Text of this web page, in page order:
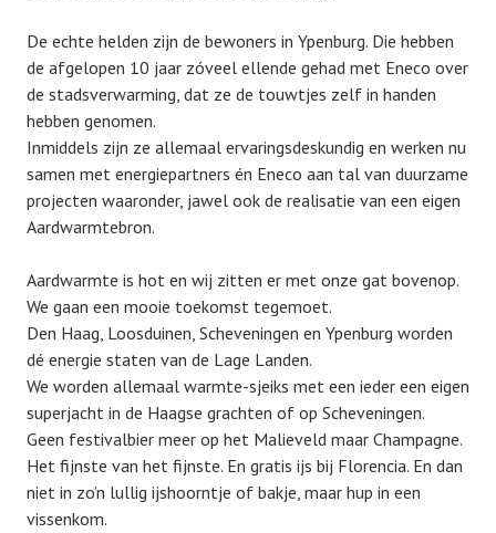
De echte helden zijn de bewoners in Ypenburg. Die hebben
de afgelopen 10 jaar zóveel ellende gehad met Eneco over
de stadsverwarming, dat ze de touwtjes zelf in handen
hebben genomen.
Inmiddels zijn ze allemaal ervaringsdeskundig en werken nu
samen met energiepartners én Eneco aan tal van duurzame
projecten waaronder, jawel ook de realisatie van een eigen
Aardwarmtebron.
Aardwarmte is hot en wij zitten er met onze gat bovenop.
We gaan een mooie toekomst tegemoet.
Den Haag, Loosduinen, Scheveningen en Ypenburg worden
dé energie staten van de Lage Landen.
We worden allemaal warmte-sjeiks met een ieder een eigen
superjacht in de Haagse grachten of op Scheveningen.
Geen festivalbier meer op het Malieveld maar Champagne.
Het fijnste van het fijnste. En gratis ijs bij Florencia. En dan
niet in zo’n lullig ijshoorntje of bakje, maar hup in een
vissenkom.